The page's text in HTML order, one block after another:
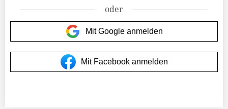
oder
Mit Google anmelden
Mit Facebook anmelden